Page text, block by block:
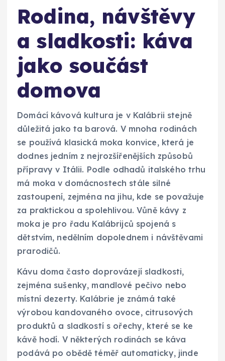
Rodina, návštěvy
a sladkosti: káva
jako součást
domova
Domácí kávová kultura je v Kalábrii stejně
důležitá jako ta barová. V mnoha rodinách
se používá klasická moka konvice, která je
dodnes jedním z nejrozšířenějších způsobů
přípravy v Itálii. Podle odhadů italského trhu
má moka v domácnostech stále silné
zastoupení, zejména na jihu, kde se považuje
za praktickou a spolehlivou. Vůně kávy z
moka je pro řadu Kalábrijců spojená s
dětstvím, nedělním dopolednem i návštěvami
prarodičů.
Kávu doma často doprovázejí sladkosti,
zejména sušenky, mandlové pečivo nebo
místní dezerty. Kalábrie je známá také
výrobou kandovaného ovoce, citrusových
produktů a sladkostí s ořechy, které se ke
kávě hodí. V některých rodinách se káva
podává po obědě téměř automaticky, jinde